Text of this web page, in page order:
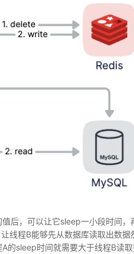
后，可以让它sleep一小段时间，
线程B能够先从数据库读取出数
的sleep时间就需要大于线程B读取